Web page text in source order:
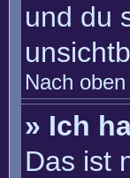
und du
Nach oben
» Ich
Das ist